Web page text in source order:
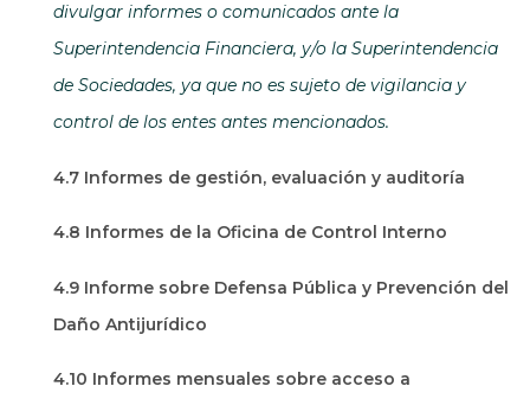
divulgar informes o comunicados ante la
Superintendencia Financiera, y/o la Superintendencia
de Sociedades, ya que no es sujeto de vigilancia y
control de los entes antes mencionados.
4.7 Informes de gestión, evaluación y auditoría
4.8 Informes de la Oficina de Control Interno
4.9 Informe sobre Defensa Pública y Prevención del
Daño Antijurídico
4.10 Informes mensuales sobre acceso a